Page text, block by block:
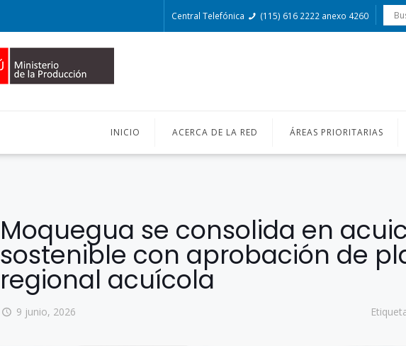
Central Telefónica (115) 616 2222 anexo 4260
INICIO ACERCA DE LA RED ÁREAS PRIORITARIAS
Moquegua se consolida en
sostenible con aprobación de
regional acuícola
9 junio, 2026